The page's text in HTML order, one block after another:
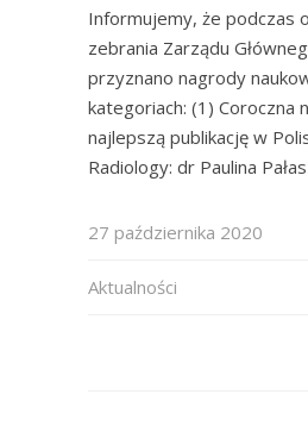
Informujemy, że podczas
zebrania Zarządu
przyznano nagrody
kategoriach: (1) Coroczna
najlepszą publikację w
Radiology: dr Paulina
27 października 2020
Aktualności